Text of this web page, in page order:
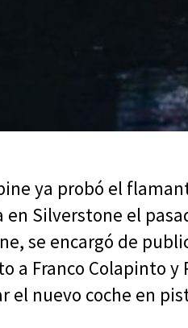
ya probó el
Silverstone el
se encargó de
a Franco Colapinto y
el nuevo coche en